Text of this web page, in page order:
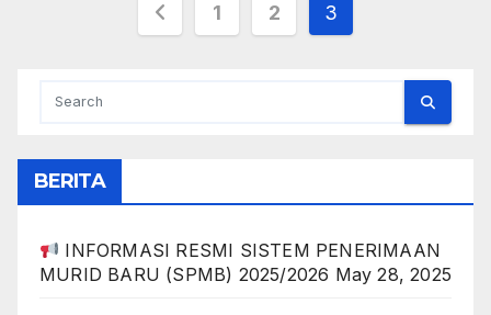
Posts
1 2 3
BERITA
INFORMASI RESMI SISTEM PENERIMAAN
MURID BARU (SPMB) 2025/2026 May 28, 2025